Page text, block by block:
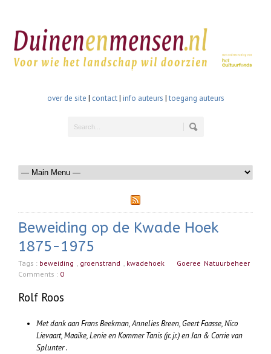
over de site | contact| info auteurs |toegang auteurs
Beweiding op de Kwade Hoek
1875-1975
Goeree Natuurbeheer
Tags : beweiding , groenstrand , kwadehoek
Comments : 0
Rolf Roos
Met dank aan Frans Beekman, Annelies Breen, Geert Faasse, Nico
Lievaart, Maaike, Lenie en Kommer Tanis (jr. jr.) en Jan & Corrie van
Splunter .